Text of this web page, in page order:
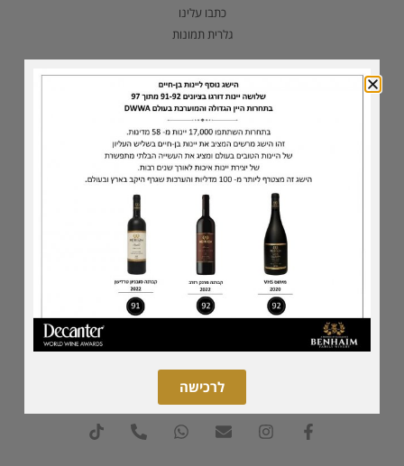
כתבו עלינו
גלרית תמונות
סדרת היינות
יינות לבנים
הסדרה המסורתית
הסדרה השמורה
הסדרה הנדירה
סדרת הדגל
סדרת מגנום
אודות
הכרמים
לרכישה